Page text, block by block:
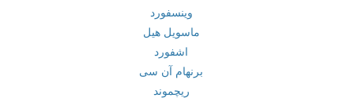
وینسفورد
ماسویل هیل
اشفورد
برنهام آن سی
ریچموند